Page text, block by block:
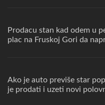
Prodacu stan kad odem u
plac na Fruskoj Gori da
Ako je auto previše star
je prodati i uzeti novi